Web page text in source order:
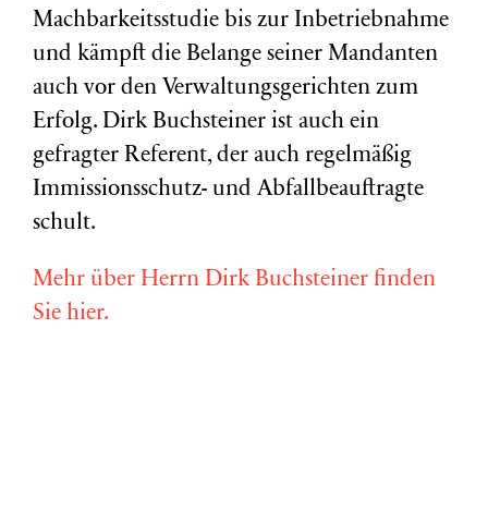
Machbarkeitsstudie bis zur Inbetriebnahme
und kämpft die Belange seiner Mandanten
auch vor den Verwaltungsgerichten zum
Erfolg. Dirk Buchsteiner ist auch ein
gefragter Referent, der auch regelmäßig
Immissionsschutz- und Abfallbeauftragte
schult.
Mehr über Herrn Dirk Buchsteiner finden
Sie hier.